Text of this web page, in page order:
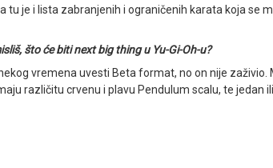
je i lista zabranjenih i ograničenih karata koja se
što će biti next big thing u Yu-Gi-Oh-u?
vremena uvesti Beta format, no on nije
različitu crvenu i plavu Pendulum scalu, te jedan